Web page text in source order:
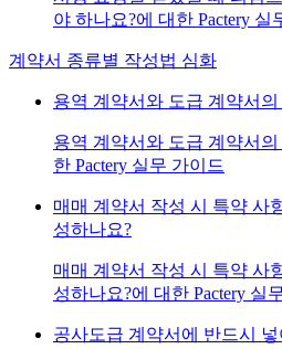
야 하나요?에 대한 Pactery 실
계약서 종류별 작성법 심화
용역 계약서와 도급 계약서
용역 계약서와 도급 계약서
한 Pactery 실무 가이드
매매 계약서 작성 시 특약 사
성하나요?
매매 계약서 작성 시 특약 사
성하나요?에 대한 Pactery 실
공사도급 계약서에 반드시